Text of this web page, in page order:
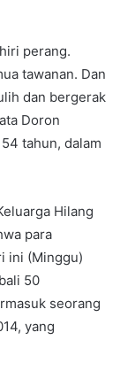
perang.
tawanan. Dan
dan bergerak
Doron
tahun, dalam
Hilang
para
ini (Minggu)
50
seorang
yang